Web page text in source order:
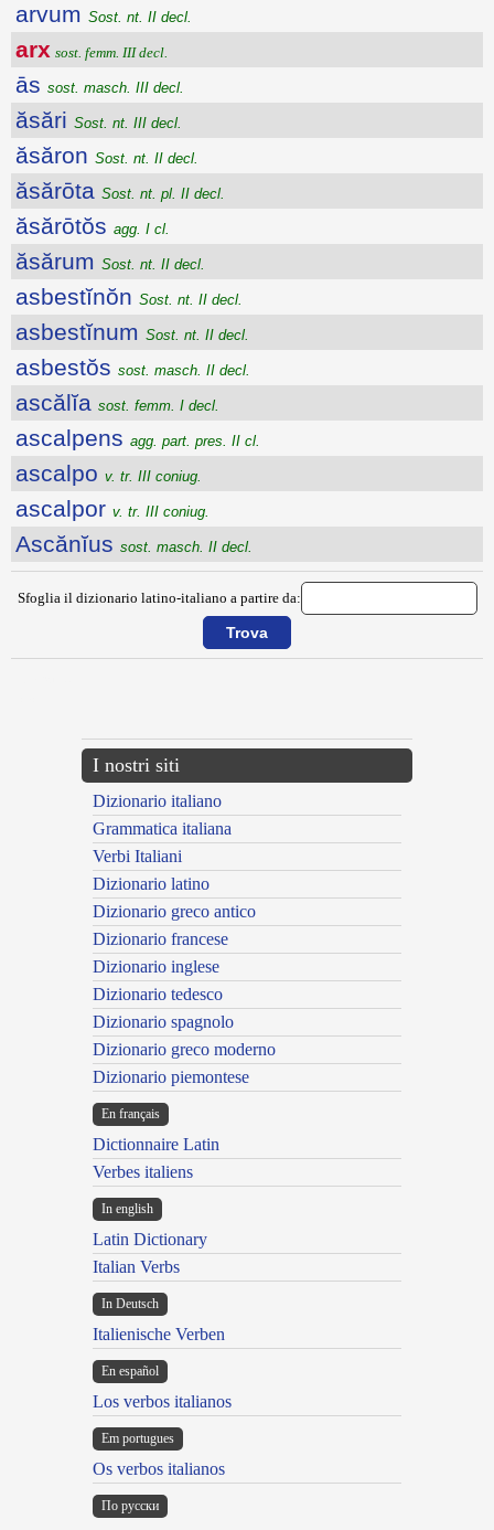
arvum Sost. nt. II decl.
arx sost. femm. III decl.
ās sost. masch. III decl.
ăsări Sost. nt. III decl.
ăsăron Sost. nt. II decl.
ăsărōta Sost. nt. pl. II decl.
ăsărōtŏs agg. I cl.
ăsărum Sost. nt. II decl.
asbestĭnŏn Sost. nt. II decl.
asbestĭnum Sost. nt. II decl.
asbestŏs sost. masch. II decl.
ascălĭa sost. femm. I decl.
ascalpens agg. part. pres. II cl.
ascalpo v. tr. III coniug.
ascalpor v. tr. III coniug.
Ascănĭus sost. masch. II decl.
Sfoglia il dizionario latino-italiano a partire da:
I nostri siti
Dizionario italiano
Grammatica italiana
Verbi Italiani
Dizionario latino
Dizionario greco antico
Dizionario francese
Dizionario inglese
Dizionario tedesco
Dizionario spagnolo
Dizionario greco moderno
Dizionario piemontese
En français
Dictionnaire Latin
Verbes italiens
In english
Latin Dictionary
Italian Verbs
In Deutsch
Italienische Verben
En español
Los verbos italianos
Em portugues
Os verbos italianos
По русски